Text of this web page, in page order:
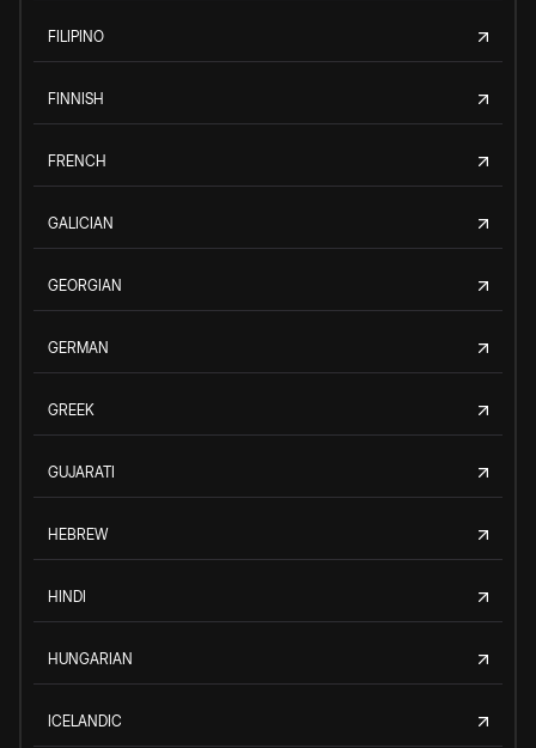
FILIPINO
FINNISH
FRENCH
GALICIAN
GEORGIAN
GERMAN
GREEK
GUJARATI
HEBREW
HINDI
HUNGARIAN
ICELANDIC